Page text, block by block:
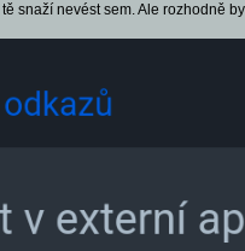
tě snaží nevést sem. Ale rozhodně